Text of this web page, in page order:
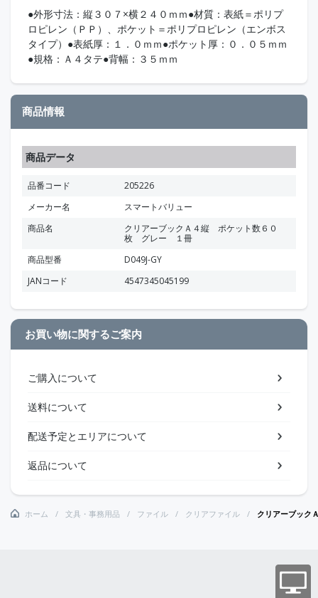
●外形寸法：縦３０７×横２４０ｍｍ●材質：表紙＝ポリプ
ロピレン（ＰＰ）、ポケット＝ポリプロピレン（エンボス
タイプ）●表紙厚：１．０ｍｍ●ポケット厚：０．０５ｍｍ
●規格：Ａ４タテ●背幅：３５ｍｍ
商品情報
商品データ
品番コード
205226
メーカー名
スマートバリュー
商品名
クリアーブックＡ４縦 ポケット数６０
枚 グレー １冊
商品型番
D049J-GY
JANコード
4547345045199
お買い物に関するご案内
ご購入について
送料について
配送予定とエリアについて
返品について
ホーム 文具・事務用品 ファイル クリアファイル クリアーブッ